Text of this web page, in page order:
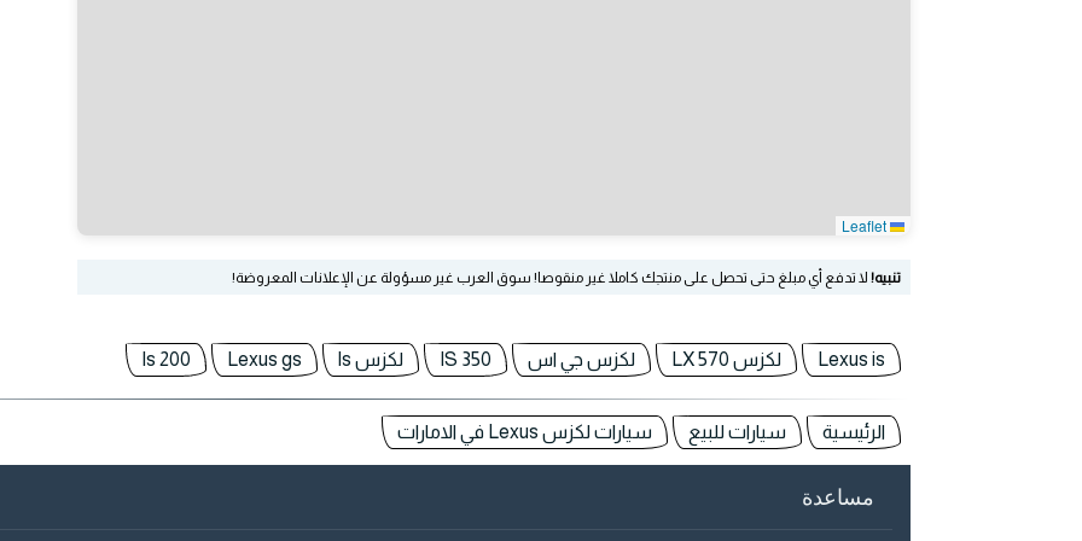
تنبيه! لا تدفع أي مبلغ حتى تحصل على منتجك كاملا غير منقوصا! سوق العرب غير مسؤولة عن الإعلانات المعروضة!
Lexus is لكزس LX 570 لكزس جي اس IS 350 لكزس ls Lexus gs
Is 200
الرئيسية سيارات للبيع سيارات لكزس Lexus في الامارات
مساعدة